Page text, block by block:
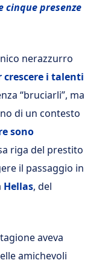
cinque presenze
nerazzurro
crescere i talenti
“bruciarli”, ma
di un contesto
sono
riga del prestito
il passaggio in
Hellas, del
aveva
amichevoli